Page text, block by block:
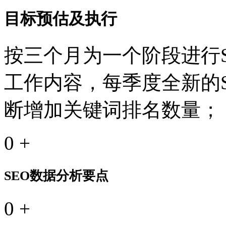
目标预估及执行
按三个月为一个阶段进
工作内容，每季度全新
断增加关键词排名数量；
0 +
SEO数据分析要点
0 +